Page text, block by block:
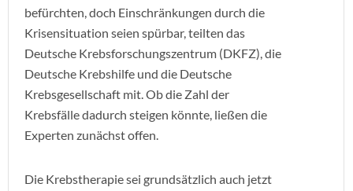
befürchten, doch Einschränkungen durch die
Krisensituation seien spürbar, teilten das
Deutsche Krebsforschungszentrum (DKFZ), die
Deutsche Krebshilfe und die Deutsche
Krebsgesellschaft mit. Ob die Zahl der
Krebsfälle dadurch steigen könnte, ließen die
Experten zunächst offen.
Die Krebstherapie sei grundsätzlich auch jetzt